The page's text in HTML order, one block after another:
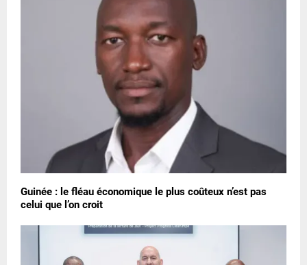
Guinée : le fléau économique le plus coûteux n’est pas
celui que l’on croit